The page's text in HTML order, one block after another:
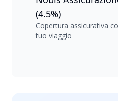
(4.5%)
Copertura assicurativa
tuo viaggio